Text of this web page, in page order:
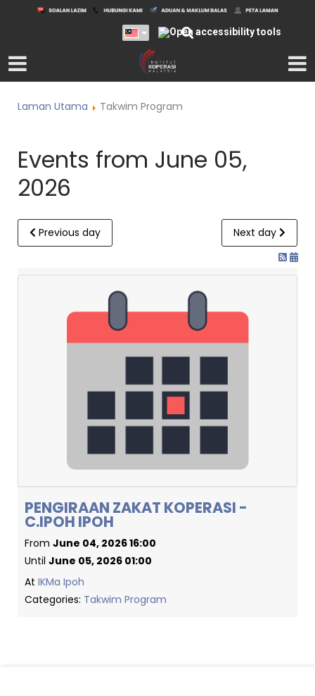
Laman Utama Takwim Program
Events from June 05,
2026
Previous day Next day
PENGIRAAN ZAKAT KOPERASI -
C.IPOH IPOH
From June 04, 2026 16:00
Until June 05, 2026 01:00
At IKMa Ipoh
Categories: Takwim Program